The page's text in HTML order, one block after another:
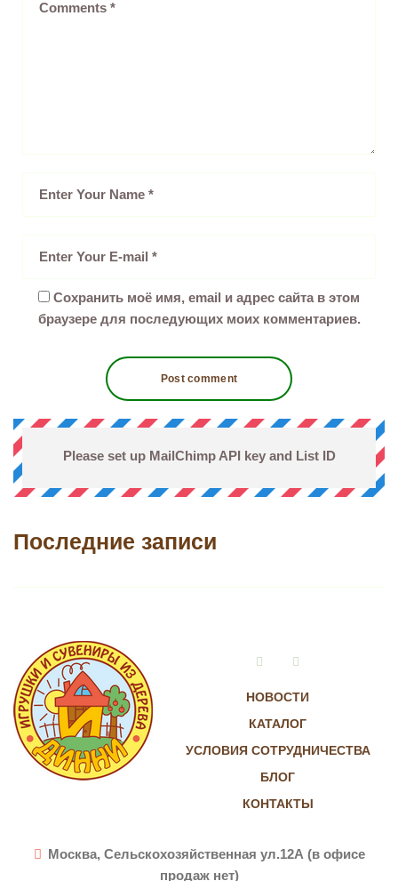
Сохранить моё имя, email и адрес сайта в этом
браузере для последующих моих комментариев.
Please set up MailChimp API key and List ID
Последние записи
НОВОСТИ
КАТАЛОГ
УСЛОВИЯ СОТРУДНИЧЕСТВА
БЛОГ
КОНТАКТЫ
VkontakteInstagram
Москва, Сельскохозяйственная ул.12А (в офисе
продаж нет)